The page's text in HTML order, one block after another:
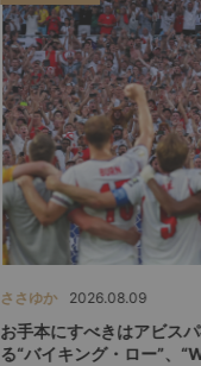
ささゆか 2026.08.09
お手本にすべきはアビス
る“バイキング・ロー”、